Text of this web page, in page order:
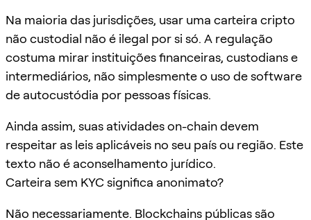
Na maioria das jurisdições, usar uma carteira cripto
não custodial não é ilegal por si só. A regulação
costuma mirar instituições financeiras, custodians e
intermediários, não simplesmente o uso de software
de autocustódia por pessoas físicas.
Ainda assim, suas atividades on-chain devem
respeitar as leis aplicáveis no seu país ou região. Este
texto não é aconselhamento jurídico.
Carteira sem KYC significa anonimato?
Não necessariamente. Blockchains públicas são